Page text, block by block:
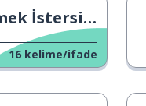
İstersiniz?
16 kelime/ifade